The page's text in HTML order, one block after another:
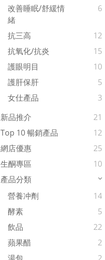
改善睡眠/舒緩情
緒
6
抗三高
12
抗氧化/抗炎
15
護眼明目
10
護肝保肝
5
女仕產品
3
新品推介
21
Top 10 暢銷產品
12
網店優惠
25
生酮專區
10
產品分類
營養冲劑
14
酵素
5
飲品
22
蘋果醋
2